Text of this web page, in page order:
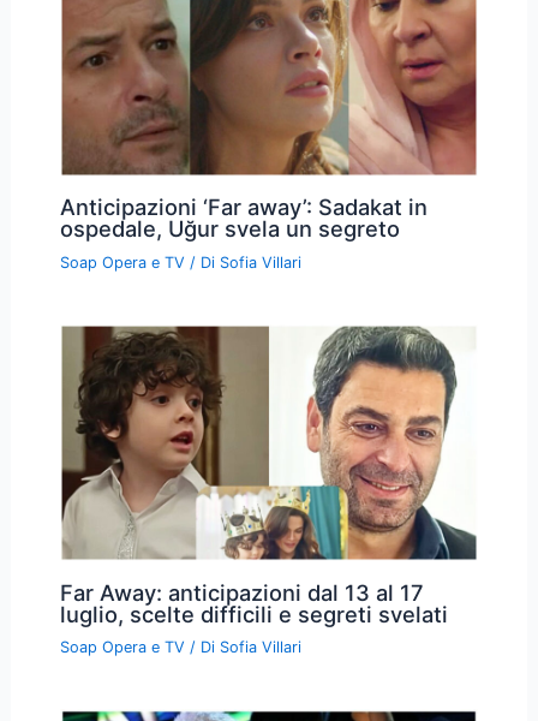
Anticipazioni ‘Far away’: Sadakat in
ospedale, Uğur svela un segreto
Soap Opera e TV / Di Sofia Villari
Far Away: anticipazioni dal 13 al 17
luglio, scelte difficili e segreti svelati
Soap Opera e TV / Di Sofia Villari